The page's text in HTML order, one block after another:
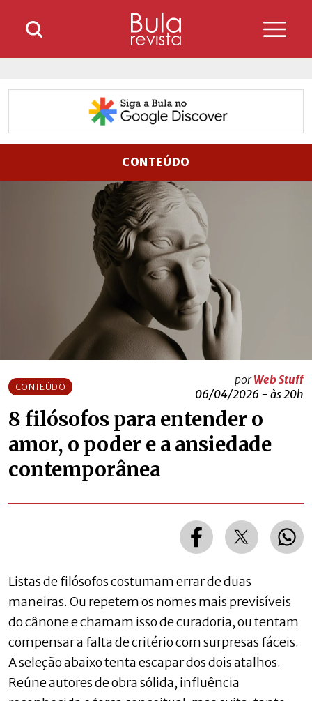
CONTEÚDO
CONTEÚDO
porWeb Stuff
06/04/2026 - às 20h
8 filósofos para entender o
amor, o poder e a ansiedade
contemporânea
Listas de filósofos costumam errar de duas
maneiras. Ou repetem os nomes mais previsíveis
do cânone e chamam isso de curadoria, ou tentam
compensar a falta de critério com surpresas fáceis.
A seleção abaixo tenta escapar dos dois atalhos.
Reúne autores de obra sólida, influência